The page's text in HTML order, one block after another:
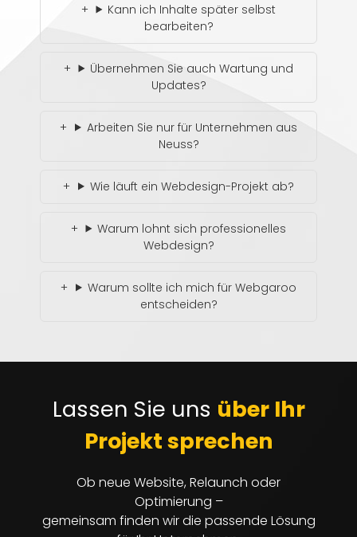
Kann ich Inhalte später selbst
bearbeiten?
Übernehmen Sie auch Wartung und
Updates?
Arbeiten Sie nur für Unternehmen aus
Neuss?
Wie läuft ein Webdesign-Projekt ab?
Warum lohnt sich professionelles
Webdesign?
Warum sollte ich mich für Webgaroo
entscheiden?
Lassen Sie uns über Ihr
Projekt sprechen
Ob neue Website, Relaunch oder
Optimierung –
gemeinsam finden wir die passende Lösung